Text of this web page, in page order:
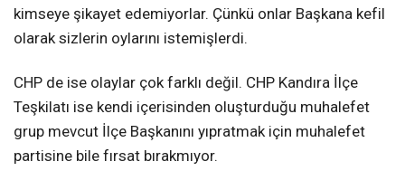
kimseye şikayet edemiyorlar. Çünkü onlar Başkana kefil
olarak sizlerin oylarını istemişlerdi.
CHP de ise olaylar çok farklı değil. CHP Kandıra İlçe
Teşkilatı ise kendi içerisinden oluşturduğu muhalefet
grup mevcut İlçe Başkanını yıpratmak için muhalefet
partisine bile fırsat bırakmıyor.